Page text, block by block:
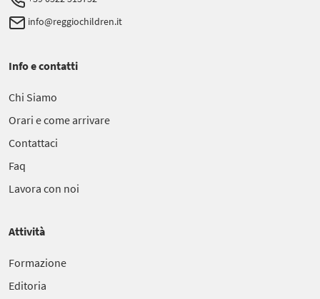
info@reggiochildren.it
Info e contatti
Chi Siamo
Orari e come arrivare
Contattaci
Faq
Lavora con noi
Attività
Formazione
Editoria